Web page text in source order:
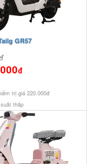
GR57
đ
trị giá 220.000đ
thấp